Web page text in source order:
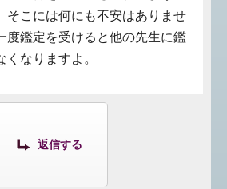
そこには何にも不安はありませ
度鑑定を受けると他の先生に鑑
なりますよ。
返信する